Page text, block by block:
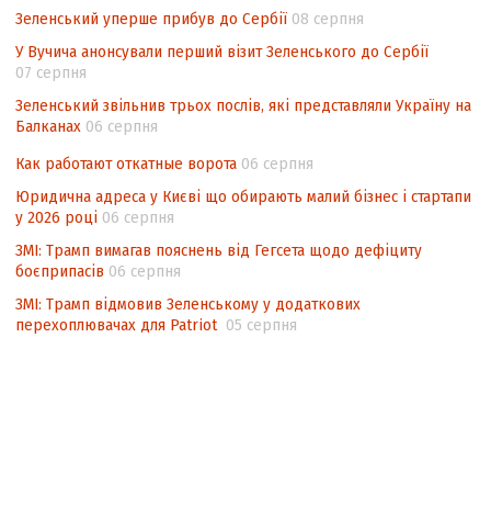
Інформаційна безпека суспільства
Зеленський уперше прибув до Сербії 08 серпня
У Вучича анонсували перший візит Зеленського до Сербії
07 серпня
Зеленський звільнив трьох послів, які представляли Україну на
Балканах 06 серпня
Как работают откатные ворота 06 серпня
Юридична адреса у Києві що обирають малий бізнес і стартапи
у 2026 році 06 серпня
ЗМІ: Трамп вимагав пояснень від Гегсета щодо дефіциту
боєприпасів 06 серпня
ЗМІ: Трамп відмовив Зеленському у додаткових
перехоплювачах для Patriot 05 серпня